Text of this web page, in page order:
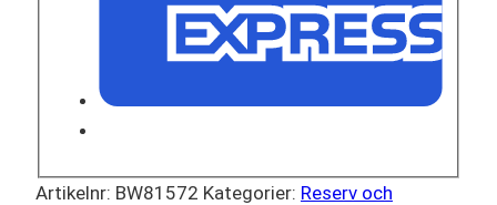
Artikelnr: BW81572 Kategorier: Reserv och